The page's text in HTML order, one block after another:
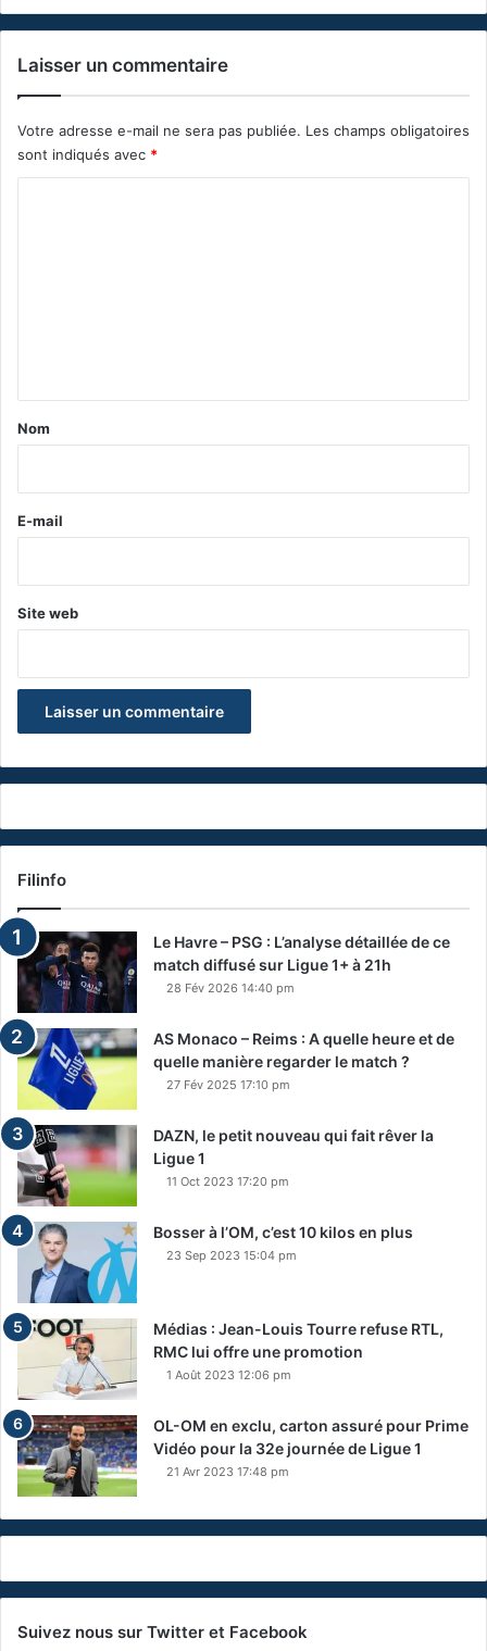
Laisser un commentaire
Votre adresse e-mail ne sera pas publiée. Les champs obligatoires
sont indiqués avec *
a
e
Nom
E-mail
Site web
Filinfo
Le Havre – PSG : L’analyse détaillée de ce
match diffusé sur Ligue 1+ à 21h
28 Fév 2026 14:40 pm
AS Monaco – Reims : A quelle heure et de
quelle manière regarder le match ?
27 Fév 2025 17:10 pm
DAZN, le petit nouveau qui fait rêver la
Ligue 1
11 Oct 2023 17:20 pm
Bosser à l’OM, c’est 10 kilos en plus
23 Sep 2023 15:04 pm
Médias : Jean-Louis Tourre refuse RTL,
RMC lui offre une promotion
1 Août 2023 12:06 pm
OL-OM en exclu, carton assuré pour Prime
Vidéo pour la 32e journée de Ligue 1
21 Avr 2023 17:48 pm
Suivez nous sur Twitter et Facebook